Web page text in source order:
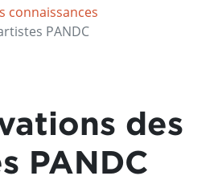
connaissances
PANDC
des
PANDC